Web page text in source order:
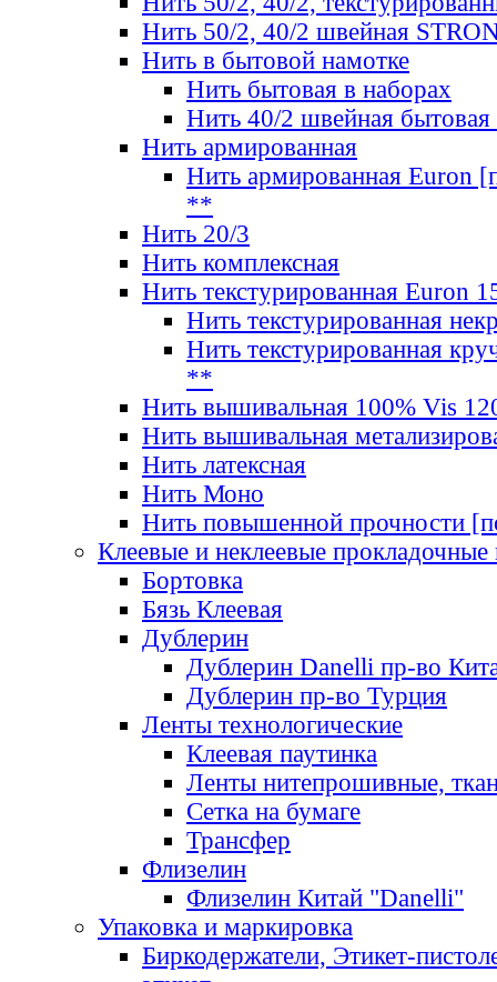
Нить 50/2, 40/2 швейная
Нить в бытовой намотке
Нить бытовая в наборах
Нить 40/2 швейная бытовая
Нить армированная
Нить армированная Euron
**
Нить 20/3
Нить комплексная
Нить текстурированная Euron
Нить текстурированная
Нить текстурированная
**
Нить вышивальная 100% Vis
Нить вышивальная
Нить латексная
Нить Моно
Нить повышенной прочности
Клеевые и неклеевые прокладочные
Бортовка
Бязь Клеевая
Дублерин
Дублерин Danelli пр-во
Дублерин пр-во Турция
Ленты технологические
Клеевая паутинка
Ленты нитепрошивные,
Сетка на бумаге
Трансфер
Флизелин
Флизелин Китай "Danelli"
Упаковка и маркировка
Биркодержатели, Этикет-